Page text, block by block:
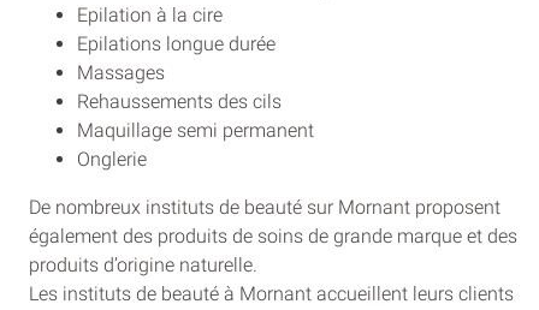
Epilation à la cire
Epilations longue durée
Massages
Rehaussements des cils
Maquillage semi permanent
Onglerie
De nombreux instituts de beauté sur Mornant proposent
également des produits de soins de grande marque et des
produits d’origine naturelle.
Les instituts de beauté à Mornant accueillent leurs clients